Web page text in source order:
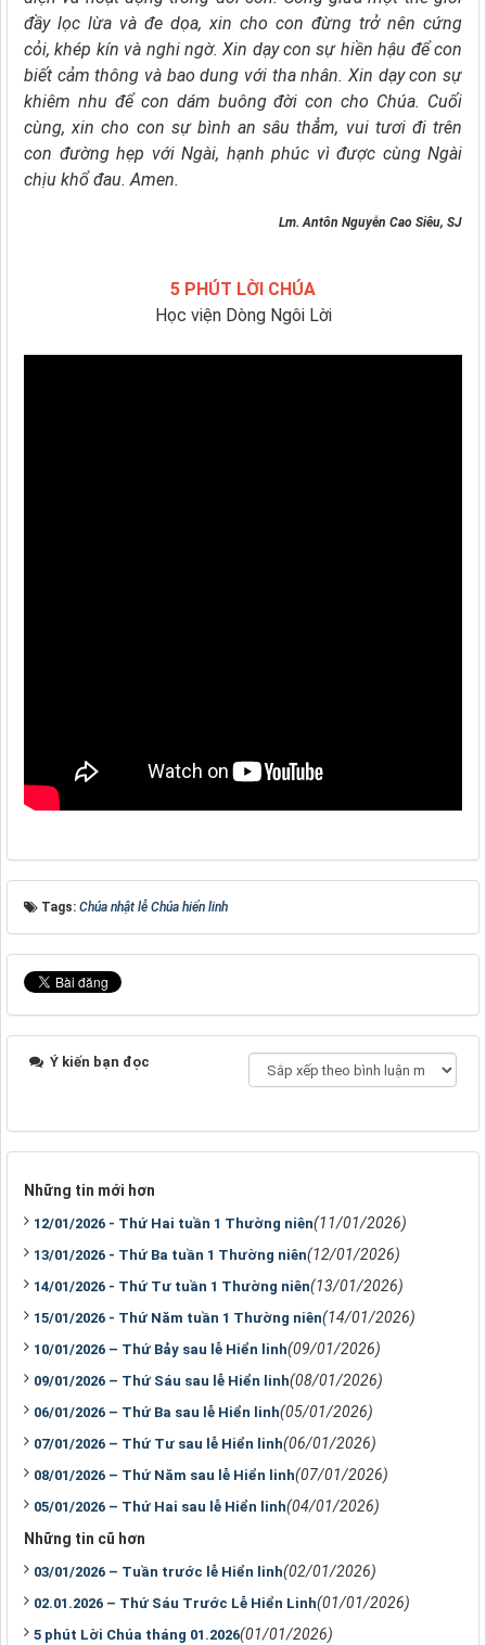
đầy lọc lừa và đe dọa, xin cho con đừng trở nên cứng
cỏi, khép kín và nghi ngờ. Xin dạy con sự hiền hậu để con
biết cảm thông và bao dung với tha nhân. Xin dạy con sự
khiêm nhu để con dám buông đời con cho Chúa. Cuối
cùng, xin cho con sự bình an sâu thẳm, vui tươi đi trên
con đường hẹp với Ngài, hạnh phúc vì được cùng Ngài
chịu khổ đau. Amen.
Lm. Antôn Nguyễn Cao Siêu, SJ
5 PHÚT LỜI CHÚA
Học viện Dòng Ngôi Lời
Tags: Chúa nhật lễ Chúa hiển linh
Ý kiến bạn đọc
Những tin mới hơn
12/01/2026 - Thứ Hai tuần 1 Thường niên(11/01/2026)
13/01/2026 - Thứ Ba tuần 1 Thường niên(12/01/2026)
14/01/2026 - Thứ Tư tuần 1 Thường niên(13/01/2026)
15/01/2026 - Thứ Năm tuần 1 Thường niên(14/01/2026)
10/01/2026 – Thứ Bảy sau lễ Hiển linh(09/01/2026)
09/01/2026 – Thứ Sáu sau lễ Hiển linh(08/01/2026)
06/01/2026 – Thứ Ba sau lễ Hiển linh(05/01/2026)
07/01/2026 – Thứ Tư sau lễ Hiển linh(06/01/2026)
08/01/2026 – Thứ Năm sau lễ Hiển linh(07/01/2026)
05/01/2026 – Thứ Hai sau lễ Hiển linh(04/01/2026)
Những tin cũ hơn
03/01/2026 – Tuần trước lễ Hiển linh(02/01/2026)
02.01.2026 – Thứ Sáu Trước Lễ Hiển Linh(01/01/2026)
5 phút Lời Chúa tháng 01.2026(01/01/2026)